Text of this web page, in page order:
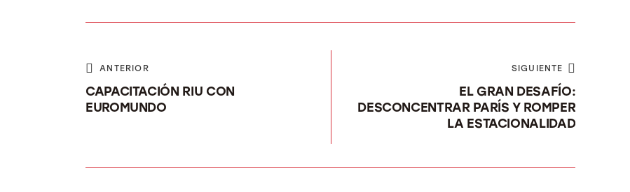
ANTERIOR
CAPACITACIÓN RIU CON
EUROMUNDO
SIGUIENTE
EL GRAN DESAFÍO:
DESCONCENTRAR PARÍS Y ROMPER
LA ESTACIONALIDAD